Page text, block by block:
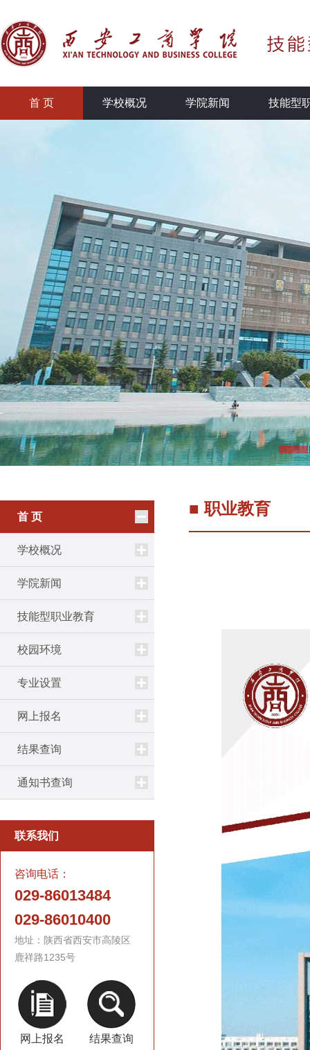
首 页 学校概况 学院新闻 技能型
首 页
学校概况
学院新闻
技能型职业教育
校园环境
专业设置
网上报名
结果查询
通知书查询
联系我们
咨询电话：
029-86013484
029-86010400
地址：陕西省西安市高陵区
鹿祥路1235号
网上报名 结果查询
■ 职业教育